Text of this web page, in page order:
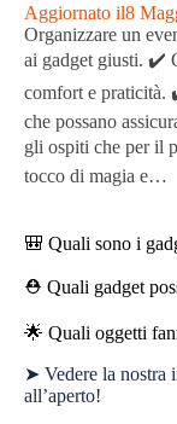
Aggiornato il8
Organizzare un
ai gadget giusti. ✔️
comfort e praticità.
che possano
gli ospiti che per il
tocco di magia e…
🎒 Quali sono i
⛑ Quali gadget
🌟 Quali oggetti
➤ Vedere la nostra
all’aperto!